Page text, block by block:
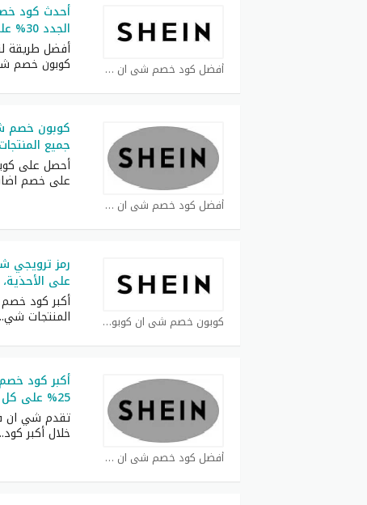
أفضل كود خصم شي ان كوبون
أحدث كود
الجدد 30% على كل طلبيات
أفضل طريقة
كوبون خصم
أفضل كود خصم شي ان كوبون
جميع
أحصل على
على خصم
كوبون خصم شي ان كوبون
على
المنتجات شي
أفضل كود خصم شي ان كوبون
أكبر كود
25% على كل طلبات
تقدم شي ان
خلال أكبر كود